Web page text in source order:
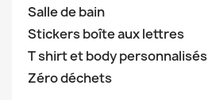
Salle de bain
Stickers boîte aux lettres
T shirt et body personnalisés
Zéro déchets